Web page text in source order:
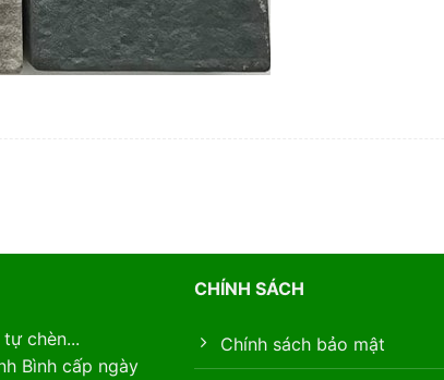
chèn...
Bình cấp ngày
CHÍNH SÁCH
Chính sách bảo mật